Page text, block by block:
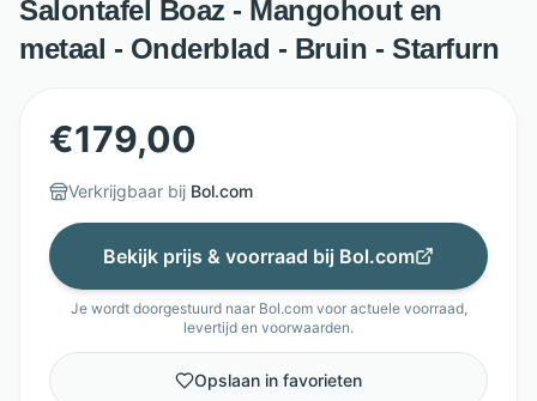
Salontafel Boaz - Mangohout en
metaal - Onderblad - Bruin - Starfurn
€179,00
Verkrijgbaar bij Bol.com
Bekijk prijs & voorraad bij Bol.com
Je wordt doorgestuurd naar Bol.comvoor actuele voorraad,
levertijd en voorwaarden.
Opslaan in favorieten